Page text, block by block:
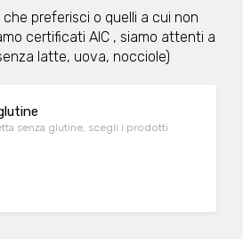
preferisci o quelli a cui non
certificati AIC , siamo attenti a
latte, uova, nocciole)
senza glutine, scegli i prodotti